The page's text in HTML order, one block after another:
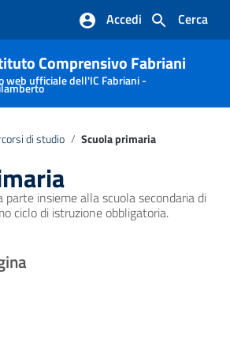
Cerca
Accedi
navigazione
Comprensivo Fabriani
web ufficiale dell'IC Fabriani -
di studio / Scuola primaria
parte insieme alla scuola secondaria di
ciclo di istruzione obbligatoria.